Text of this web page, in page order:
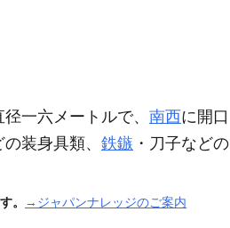
一六メートルで、 南西に開口
装身具類、 鉄鏃 ・刀子などの
。 →ジャパンナレッジのご案内